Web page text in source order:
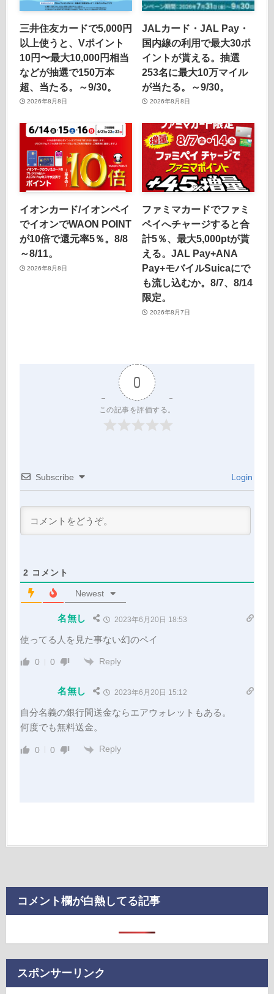
三井住友カードで5,000円
以上使うと、Vポイント
10円〜最大10,000円相当
などが抽選で150万本
超、当たる。～9/30。
2026年8月8日
JALカード・JAL Pay・
国内線の利用で最大30ポ
イントが貰える。抽選
253名に最大10万マイル
が当たる。～9/30。
2026年8月8日
イオンカード/イオンペイ
でイオンでWAON POINT
が10倍で還元率5％。8/8
～8/11。
2026年8月8日
ファミマカードでファミ
ペイへチャージすると合
計5％、最大5,000ptが貰
える。JAL Pay+ANA
Pay+モバイルSuicaにで
も流し込むか。8/7、8/14
限定。
2026年8月7日
0
この記事を評価する。
Subscribe Login
2 コメント
Newest
名無し 2023年6月20日 18:53
使ってる人を見た事ない幻のペイ
0 0 Reply
名無し 2023年6月20日 15:12
自分名義の銀行間送金ならエアウォレットもある。
何度でも無料送金。
0 0 Reply
コメント欄が白熱してる記事
スポンサーリンク